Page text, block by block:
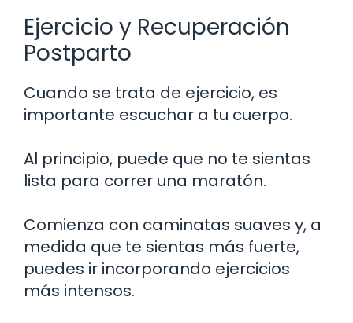
Ejercicio y Recuperación
Postparto
Cuando se trata de ejercicio, es
importante escuchar a tu cuerpo.
Al principio, puede que no te sientas
lista para correr una maratón.
Comienza con caminatas suaves y, a
medida que te sientas más fuerte,
puedes ir incorporando ejercicios
más intensos.